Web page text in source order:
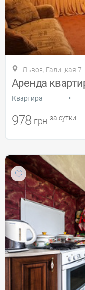
Львов, Галицкая 7
Аренда
Квартира •
978 грн за сутки